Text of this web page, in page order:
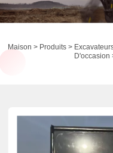
Maison Produits
D'occasion